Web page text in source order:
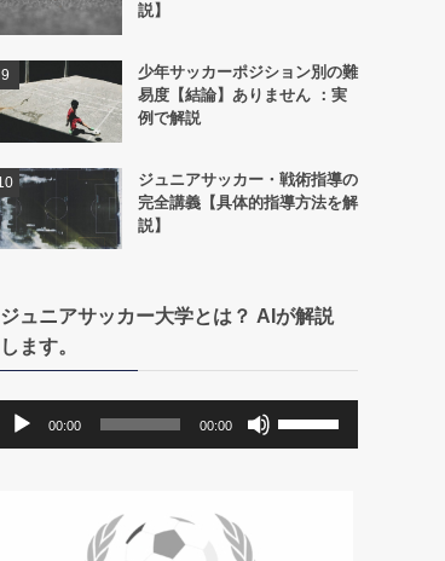
説】
少年サッカーポジション別の難
易度【結論】ありません ：実
例で解説
ジュニアサッカー・戦術指導の
完全講義【具体的指導方法を解
説】
ジュニアサッカー大学とは？ AIが解説
します。
00:00 00:00